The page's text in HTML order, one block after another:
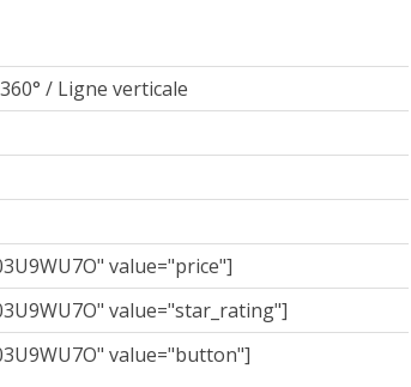
/ Ligne verticale
value="price"]
value="star_rating"]
value="button"]